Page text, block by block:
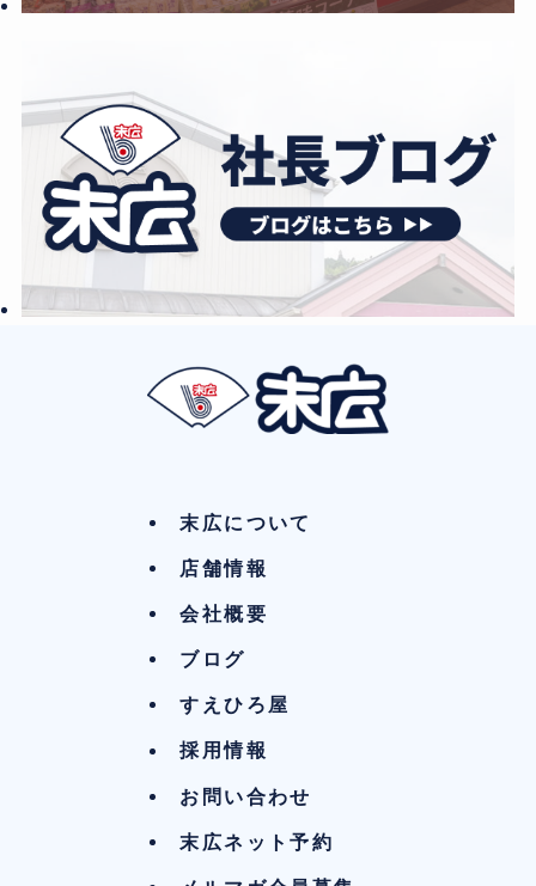
末広について
店舗情報
会社概要
ブログ
すえひろ屋
採用情報
お問い合わせ
末広ネット予約